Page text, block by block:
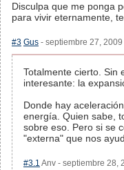
Disculpa que me ponga
para vivir eternamente,
#3 Gus - septiembre 27,
Totalmente cierto. Sin
interesante: la
Donde hay
energía. Quien sabe,
sobre eso. Pero si se
"externa" que nos
#3.1 Anv - septiembre 28,